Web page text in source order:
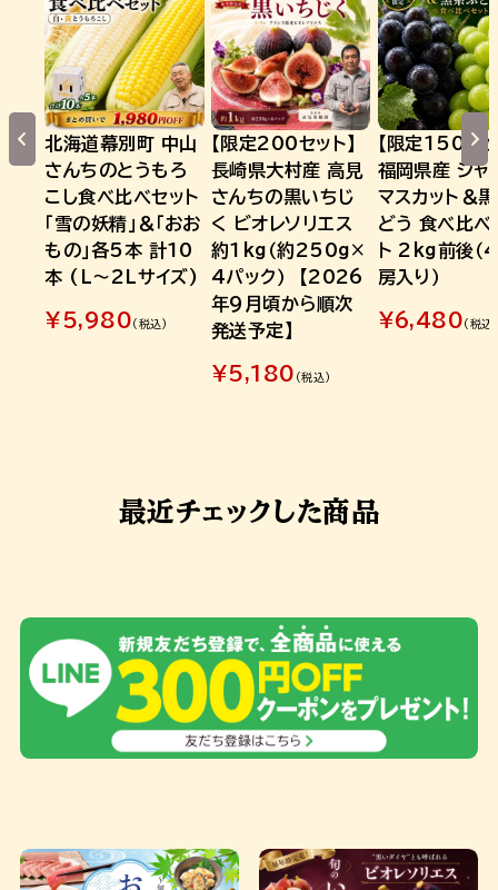
北海道幕別町 中山
さんちのとうもろ
こし食べ比べセット
「雪の妖精」＆「おお
もの」各5本 計10
本 (L～2Lサイズ)
¥ 5,980 (税込)
【限定200セット】
長崎県大村産 高見
さんちの黒いちじ
く ビオレソリエス
約1kg（約250g×
4パック） 【2026
年9月頃から順次
発送予定】
¥5,180 (税込)
【限定150セッ
福岡県産 シャ
マスカット＆
どう 食べ比べ
ト 2kg前後（
房入り）
¥6,480 (税込
最近チェックした商品